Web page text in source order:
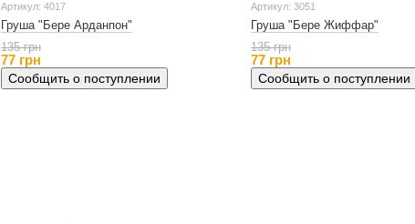
Артикул: 4017
Груша "Бере Арданпон"
135 грн
77 грн
Сообщить о поступлении
Артикул: 3051
Груша "Бере Жиффар"
135 грн
77 грн
Сообщить о поступлении